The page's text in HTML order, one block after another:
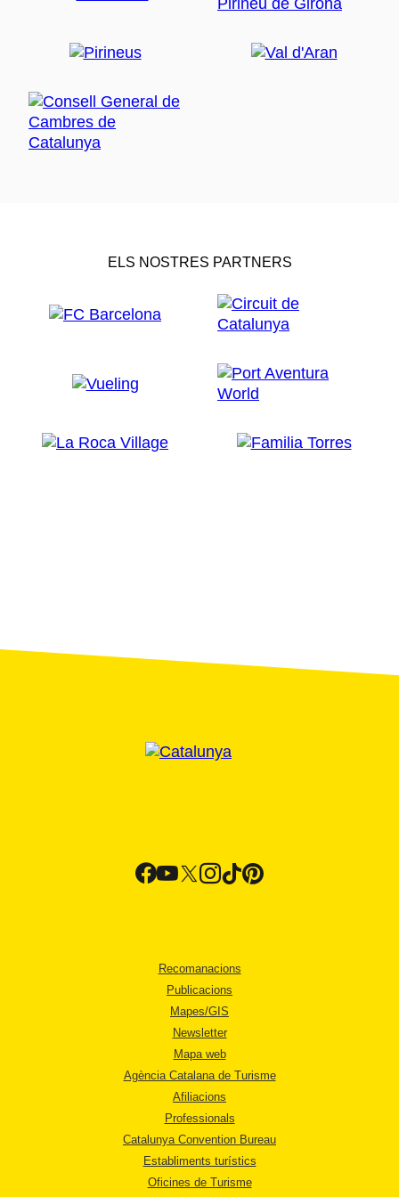
ELS NOSTRES PARTNERS
Recomanacions
Publicacions
Mapes/GIS
Newsletter
Mapa web
Agència Catalana de Turisme
Afiliacions
Professionals
Catalunya Convention Bureau
Establiments turístics
Oficines de Turisme